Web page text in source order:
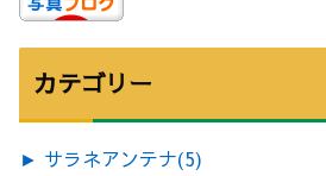
カテゴリー
► サラネアンテナ(5)